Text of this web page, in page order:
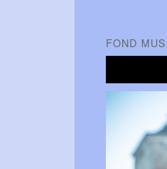
FOND